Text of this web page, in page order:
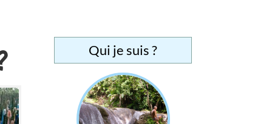
Qui je suis ?